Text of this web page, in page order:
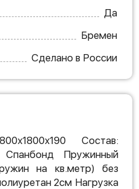
Да
Бремен
Сделано в России
Состав:
Спанбонд Пружинный
на кв.метр) без
2см Нагрузка